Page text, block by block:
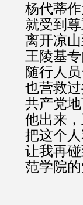
杨代蒂
就受到
离开凉
王陵基
随行人
也营救
共产党
他出来
把这个
让我再
范学院的